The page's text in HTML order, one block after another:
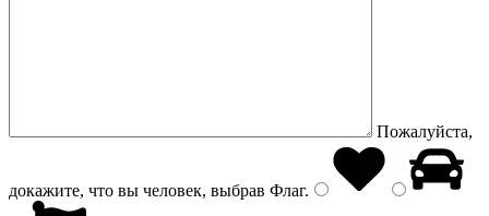
Пожалуйста,
докажите, что вы человек, выбрав Флаг.